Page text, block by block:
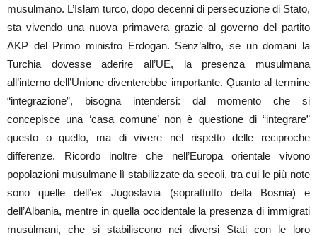
musulmano. L’Islam turco, dopo decenni di persecuzione di Stato,
sta vivendo una nuova primavera grazie al governo del partito
AKP del Primo ministro Erdogan. Senz’altro, se un domani la
Turchia dovesse aderire all’UE, la presenza musulmana
all’interno dell’Unione diventerebbe importante. Quanto al termine
“integrazione”, bisogna intendersi: dal momento che si
concepisce una ‘casa comune’ non è questione di “integrare”
questo o quello, ma di vivere nel rispetto delle reciproche
differenze. Ricordo inoltre che nell’Europa orientale vivono
popolazioni musulmane lì stabilizzate da secoli, tra cui le più note
sono quelle dell’ex Jugoslavia (soprattutto della Bosnia) e
dell’Albania, mentre in quella occidentale la presenza di immigrati
musulmani, che si stabiliscono nei diversi Stati con le loro